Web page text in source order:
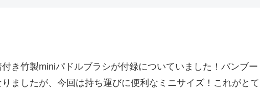
き竹製miniパドルブラシが付録についていました！バンブー
ましたが、今回は持ち運びに便利なミニサイズ！これがとて